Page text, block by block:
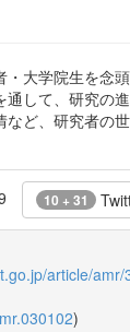
・大学院生を念
して、研究の
など、研究者の
10 + 31
article/
)